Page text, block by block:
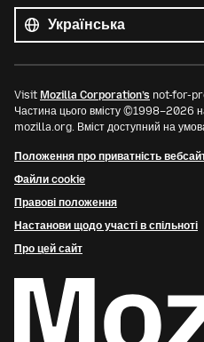
мови
Мова
Visit Mozilla Corporation’s not-for-
Частина цього вмісту ©1998–2026
mozilla.org. Вміст доступний на
Положення про приватність
Файли cookie
Правові положення
Настанови щодо участі в спільноті
Про цей сайт